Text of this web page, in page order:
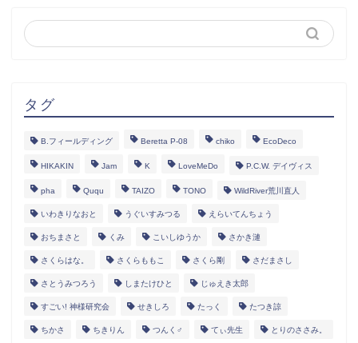
タグ
B.フィールディング Beretta P-08 chiko EcoDeco
HIKAKIN Jam K LoveMeDo P.C.W. デイヴィス
pha Ququ TAIZO TONO WildRiver荒川直人
いわきりなおと うぐいすみつる えらいてんちょう
おちまさと くみ こいしゆうか さかき漣
さくらはな。 さくらももこ さくら剛 さだまさし
さとうみつろう しまたけひと じゅえき太郎
すごい! 神様研究会 せきしろ たっく たつき諒
ちかさ ちきりん つんく♂ てぃ先生 とりのささみ。